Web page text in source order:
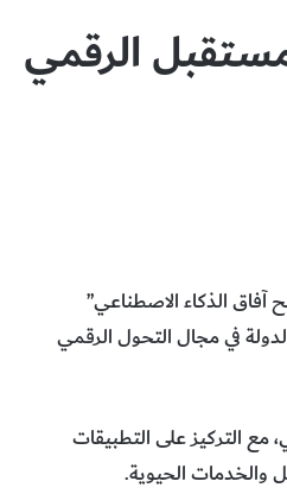
المستقبل الرقمي
يفتح آفاق الذكاء الاصطناعي”
في مجال التحول الرقمي
مع التركيز على التطبيقات
والخدمات الحيوية.